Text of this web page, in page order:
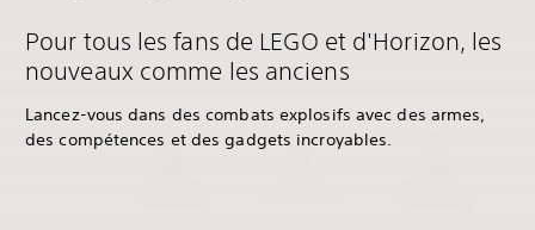
Pour tous les fans de LEGO et d'Horizon, les
nouveaux comme les anciens
Lancez-vous dans des combats explosifs avec des armes,
des compétences et des gadgets incroyables.